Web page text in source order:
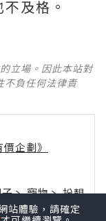
及格。
立場。因此本站對
不負任何法律責
企劃》
丶寵物丶扮靚
站體驗，請確定